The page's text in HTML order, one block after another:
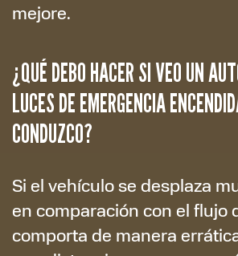
mejore.
¿QUÉ DEBO HACER SI VEO UN
LUCES DE EMERGENCIA
CONDUZCO?
Si el vehículo se desplaza
en comparación con el flujo
comporta de manera